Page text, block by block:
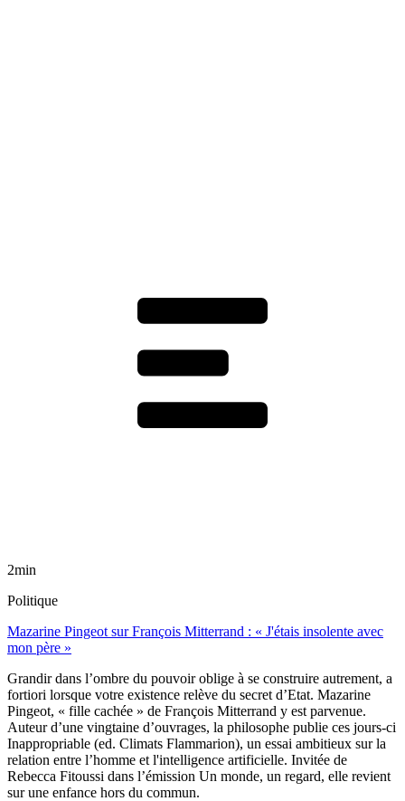
2min
Politique
Mazarine Pingeot sur François Mitterrand : « J'étais insolente avec
mon père »
Grandir dans l’ombre du pouvoir oblige à se construire autrement, a
fortiori lorsque votre existence relève du secret d’Etat. Mazarine
Pingeot, « fille cachée » de François Mitterrand y est parvenue.
Auteur d’une vingtaine d’ouvrages, la philosophe publie ces jours-ci
Inappropriable (ed. Climats Flammarion), un essai ambitieux sur la
relation entre l’homme et l'intelligence artificielle. Invitée de
Rebecca Fitoussi dans l’émission Un monde, un regard, elle revient
sur une enfance hors du commun.